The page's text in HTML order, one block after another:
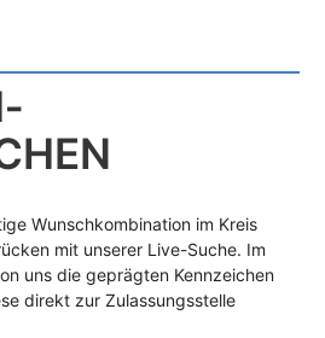
Wunschkombination im Kreis
mit unserer Live-Suche. Im
uns die geprägten Kennzeichen
direkt zur Zulassungsstelle